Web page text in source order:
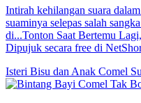
Intirah kehilangan suara
suaminya selepas salah
di...Tonton Saat Bertemu
Dipujuk secara free di
Isteri Bisu dan Anak Comel